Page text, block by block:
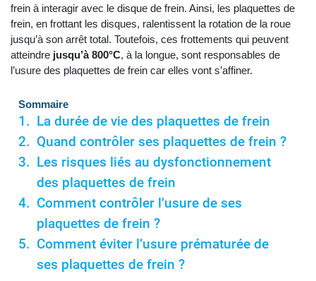
frein à interagir avec le disque de frein. Ainsi, les plaquettes de
frein, en frottant les disques, ralentissent la rotation de la roue
jusqu’à son arrêt total. Toutefois, ces frottements qui peuvent
atteindre jusqu’à 800°C, à la longue, sont responsables de
l’usure des plaquettes de frein car elles vont s’affiner.
Sommaire
La durée de vie des plaquettes de frein
Quand contrôler ses plaquettes de frein ?
Les risques liés au dysfonctionnement
des plaquettes de frein
Comment contrôler l’usure de ses
plaquettes de frein ?
Comment éviter l’usure prématurée de
ses plaquettes de frein ?